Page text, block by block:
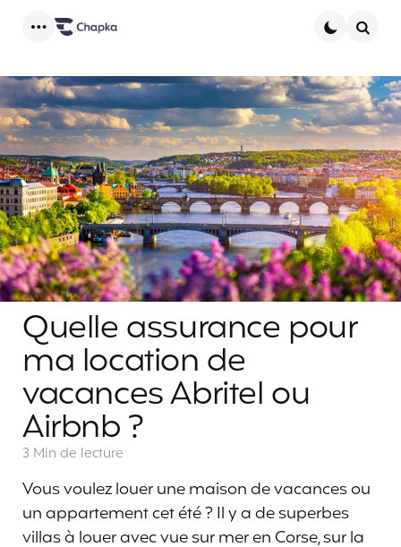
Quelle assurance pour
ma location de
vacances Abritel ou
Airbnb ?
3 Min de lecture
Vous voulez louer une maison de vacances ou
un appartement cet été ? Il y a de superbes
villas à louer avec vue sur mer en Corse, sur la